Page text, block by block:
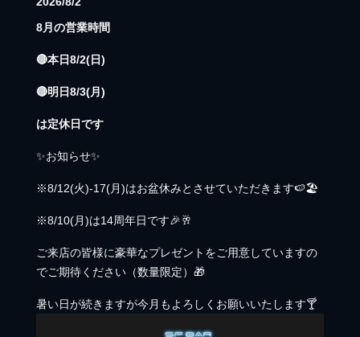
8月の営業時間
🔴本日8/2(日)
🔴明日8/3(月)
は定休日です
✨お知らせ✨
※8/12(火)-17(月)はお盆休みとさせていただきます🍉
ご来店の皆様に豪華なプレゼントをご用意していますの